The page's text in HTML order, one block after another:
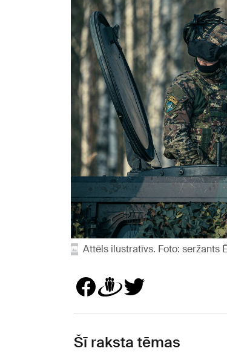
Attēls ilustratīvs. Foto: seržants
Šī raksta tēmas